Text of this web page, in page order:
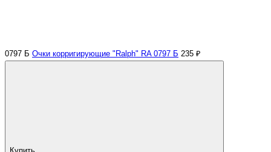
0797 Б Очки корригирующие "Ralph" RA 0797 Б 235 ₽